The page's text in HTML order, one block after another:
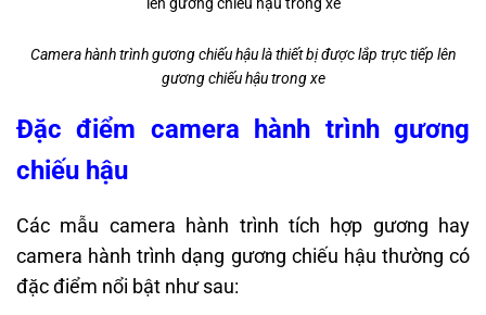
Camera hành trình gương chiếu hậu là thiết bị được lắp trực tiếp lên
gương chiếu hậu trong xe
Đặc điểm camera hành trình gương
chiếu hậu
Các mẫu camera hành trình tích hợp gương hay
camera hành trình dạng gương chiếu hậu thường có
đặc điểm nổi bật như sau: